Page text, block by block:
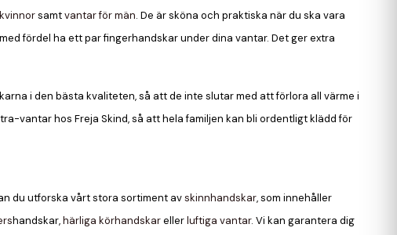
samtvantar för män. De är sköna och praktiska när du ska vara
fördel ha ett par fingerhandskar under dina vantar. Det ger extra
i den bästa kvaliteten, så att de inte slutar med att förlora all värme i
vantar hos Freja Skind, så att hela familjen kan bli ordentligt klädd för
du utforska vårt stora sortiment avskinnhandskar, som innehåller
handskar,härliga körhandskarellerluftiga vantar. Vi kan garantera dig